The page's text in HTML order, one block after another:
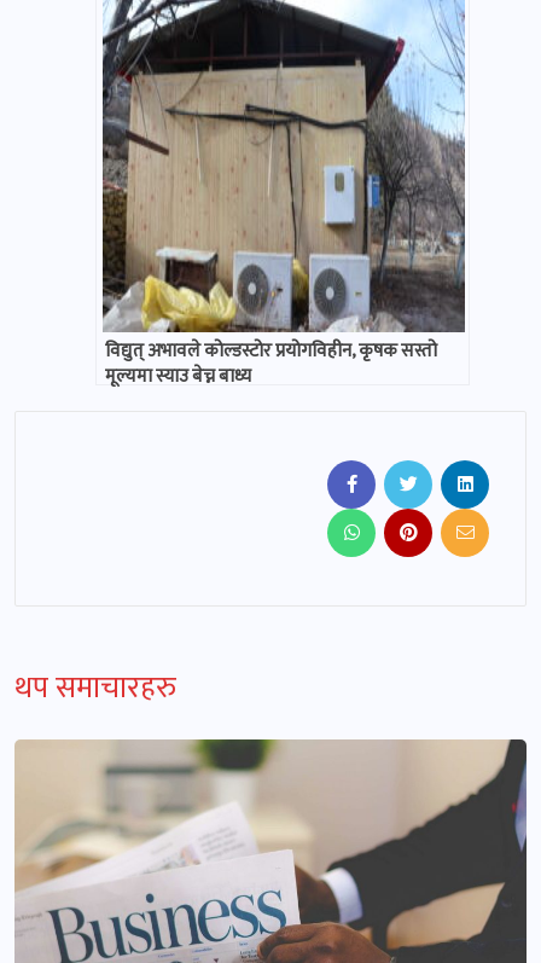
विद्युत् अभावले कोल्डस्टोर प्रयोगविहीन, कृषक सस्तो
मूल्यमा स्याउ बेच्न बाध्य
थप समाचारहरु